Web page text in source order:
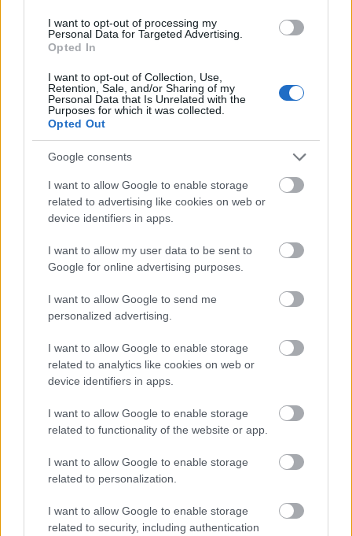
I want to opt-out of processing my
Personal Data for Targeted Advertising.
Opted In
I want to opt-out of Collection, Use,
Retention, Sale, and/or Sharing of my
Personal Data that Is Unrelated with the
Purposes for which it was collected.
Opted Out
Google consents
I want to allow Google to enable storage
related to advertising like cookies on web or
device identifiers in apps.
I want to allow my user data to be sent to
Google for online advertising purposes.
I want to allow Google to send me
personalized advertising.
I want to allow Google to enable storage
related to analytics like cookies on web or
device identifiers in apps.
I want to allow Google to enable storage
related to functionality of the website or app.
I want to allow Google to enable storage
related to personalization.
I want to allow Google to enable storage
related to security, including authentication
Ruszkai Orsi
Megosztás
Küldés
Itt állíthatod be
, hogy a Google
keresőben könnyebben megtaláld a
GLAMOUR WOMEN OF THE YEAR KIEGÉSZÍTŐ TERVEZŐ
Kövesd a Glamour cikkeit aGoogle hírekben